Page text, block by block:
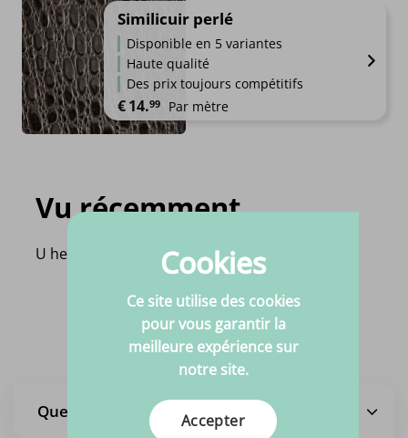
Similicuir perlé
Disponible en 5 variantes
Haute qualité
Des prix toujours compétitifs
€14.99 Par mètre
Vu récemment
U heeft nog geen product bekeken!
Foire aux questions
Quel est le délai de livraison ?
Cookies
Ce site utilise des cookies
pour vous garantir la
meilleure expérience sur
notre site.
Accepter